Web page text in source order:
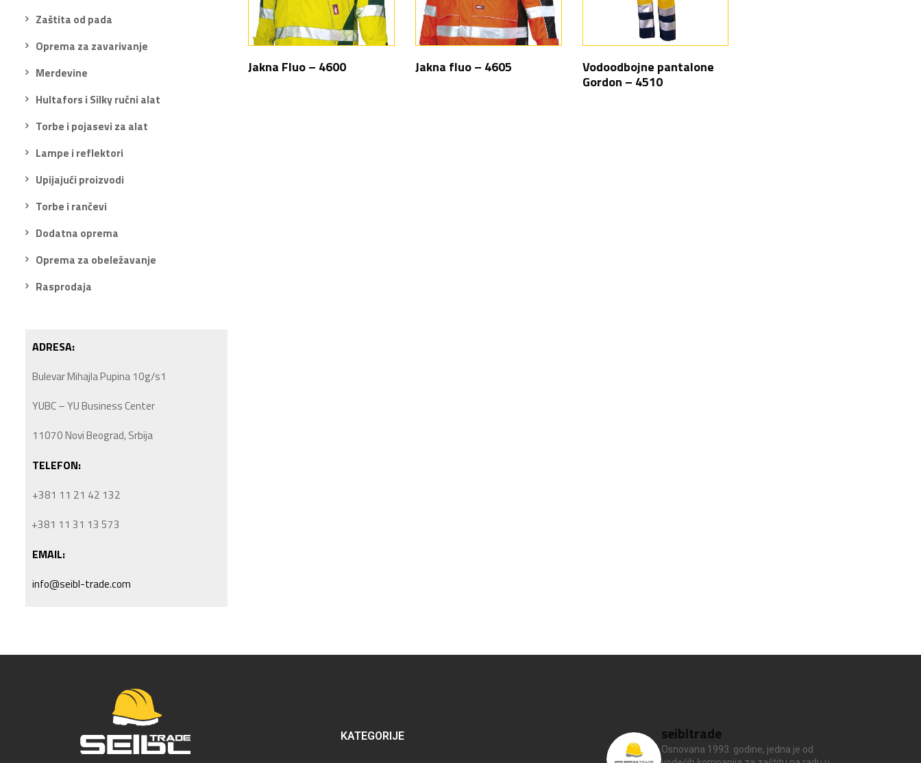
Zaštita od pada
Oprema za zavarivanje
Merdevine
Hultafors i Silky ručni alat
Torbe i pojasevi za alat
Lampe i reflektori
Upijajući proizvodi
Torbe i rančevi
Dodatna oprema
Oprema za obeležavanje
Rasprodaja
ADRESA:
Bulevar Mihajla Pupina 10g/s1
YUBC – YU Business Center
11070 Novi Beograd, Srbija
TELEFON:
+381 11 21 42 132
+381 11 31 13 573
EMAIL:
info@seibl-trade.com
Jakna Fluo – 4600 Jakna fluo – 4605
Vodoodbojne pantalone
Gordon – 4510
KATEGORIJE seibltrade
Osnovana 1993. godine, jedna je od